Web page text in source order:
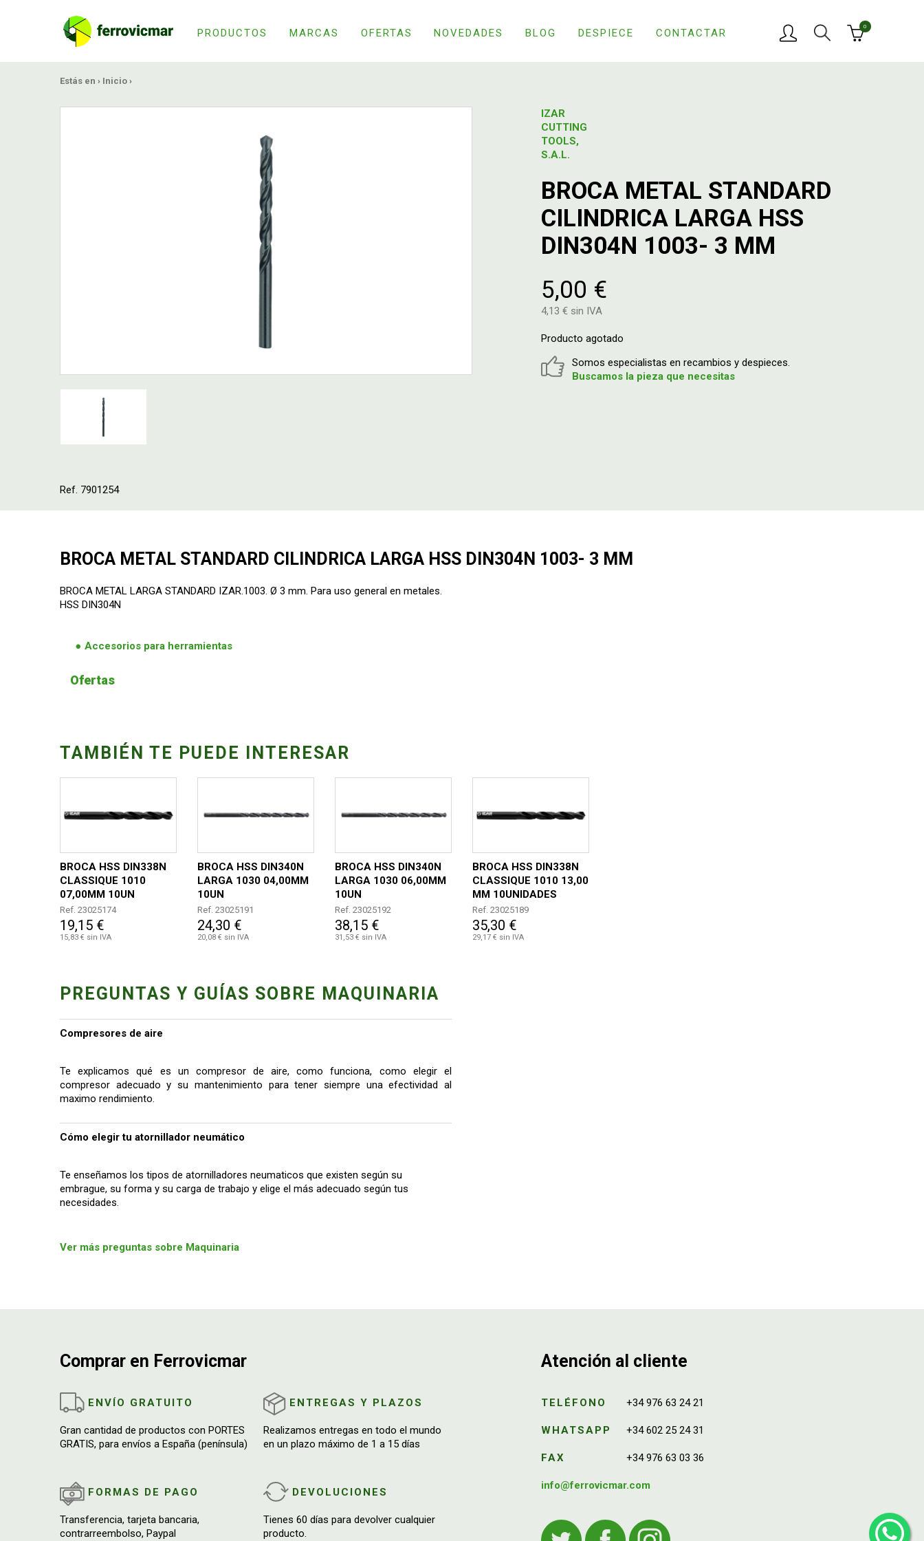
PRODUCTOS MARCAS OFERTAS NOVEDADES BLOG DESPIECE CONTACTAR
0
Estás en › Inicio ›
Ref. 7901254
IZAR
CUTTING
TOOLS,
S.A.L.
BROCA METAL STANDARD
CILINDRICA LARGA HSS
DIN304N 1003- 3 MM
5,00 €
4,13 € sin IVA
Producto agotado
Somos especialistas en recambios y despieces.
Buscamos la pieza que necesitas
BROCA METAL STANDARD CILINDRICA LARGA HSS DIN304N 1003- 3 MM
BROCA METAL LARGA STANDARD IZAR.1003. Ø 3 mm. Para uso general en metales.
HSS DIN304N
Accesorios para herramientas
Ofertas
TAMBIÉN TE PUEDE INTERESAR
BROCA HSS DIN338N
CLASSIQUE 1010
07,00MM 10UN
Ref. 23025174
19,15 €
15,83 € sin IVA
BROCA HSS DIN340N
LARGA 1030 04,00MM
10UN
Ref. 23025191
24,30 €
20,08 € sin IVA
BROCA HSS DIN340N
LARGA 1030 06,00MM
10UN
Ref. 23025192
38,15 €
31,53 € sin IVA
BROCA HSS DIN338N
CLASSIQUE 1010 13,00
MM 10UNIDADES
Ref. 23025189
35,30 €
29,17 € sin IVA
PREGUNTAS Y GUÍAS SOBRE MAQUINARIA
Compresores de aire
Te explicamos qué es un compresor de aire, como funciona, como elegir el
compresor adecuado y su mantenimiento para tener siempre una efectividad al
maximo rendimiento.
Cómo elegir tu atornillador neumático
Te enseñamos los tipos de atornilladores neumaticos que existen según su
embrague, su forma y su carga de trabajo y elige el más adecuado según tus
necesidades.
Ver más preguntas sobre Maquinaria
Comprar en Ferrovicmar
ENVÍO GRATUITO
Gran cantidad de productos con PORTES
GRATIS, para envíos a España (península)
ENTREGAS Y PLAZOS
Realizamos entregas en todo el mundo
en un plazo máximo de 1 a 15 días
FORMAS DE PAGO
Transferencia, tarjeta bancaria,
contrarreembolso, Paypal
DEVOLUCIONES
Tienes 60 días para devolver cualquier
producto.
Atención al cliente
TELÉFONO +34 976 63 24 21
WHATSAPP +34 602 25 24 31
FAX +34 976 63 03 36
info@ferrovicmar.com